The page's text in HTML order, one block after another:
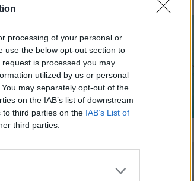
processing of your personal or
use the below opt-out section to
is processed you may
utilized by us or personal
may separately opt-out of the
on the IAB’s list of downstream
to third parties on the IAB’s List of
third parties.